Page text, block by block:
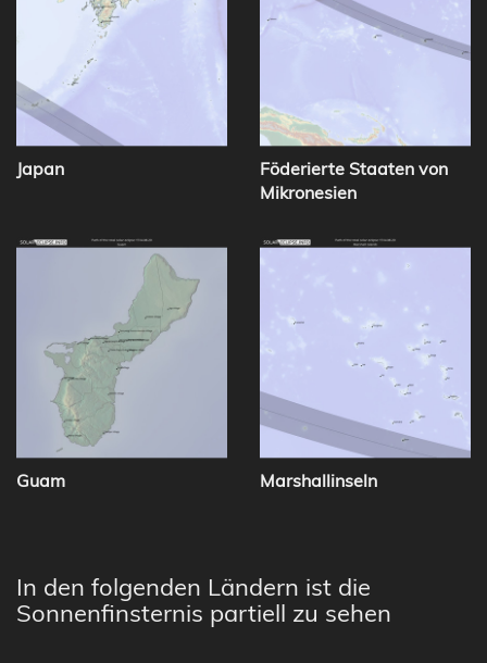
Japan
Föderierte Staaten von
Mikronesien
Guam Marshallinseln
In den folgenden Ländern ist die
Sonnenfinsternis partiell zu sehen